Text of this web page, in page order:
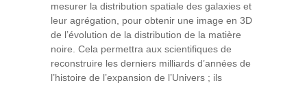
mesurer la distribution spatiale des galaxies et
leur agrégation, pour obtenir une image en 3D
de l’évolution de la distribution de la matière
noire. Cela permettra aux scientifiques de
reconstruire les derniers milliards d’années de
l’histoire de l’expansion de l’Univers ; ils